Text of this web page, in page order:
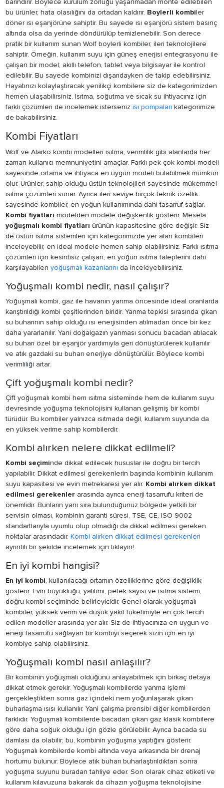
barındırır. Böylece kurulum zorluğu yaşanmadan monte edilebilen
bu ürünler, hata olasılığını da ortadan kaldırır. Boylerli kombiler
döner ısı eşanjörüne sahiptir. Bu sayede ısı eşanjörü sistem basınç
altında olsa da yerinde döndürülüp temizlenebilir. Son derece
pratik bir kullanım sunan Wolf boylerli kombiler, ileri teknolojilere
sahiptir. Örneğin, kullanım suyu için güneş enerjisi entegrasyonu ile
çalışan bir model; akıllı telefon, tablet veya bilgisayar ile kontrol
edilebilir. Bu sayede kombinizi dışarıdayken de takip edebilirsiniz.
Hayatınızı kolaylaştıracak yenilikçi kombilere siz de kategorimizden
hemen ulaşabilirsiniz. Isıtma, soğutma ve sıcak su ihtiyacınız için
farklı çözümleri de incelemek isterseniz ısı pompaları kategorimize
de bakabilirsiniz.
Kombi Fiyatları
Wolf ve Alarko kombi modelleri ısıtma, verimlilik gibi alanlarda her
zaman kullanıcı memnuniyetini amaçlar. Farklı pek çok kombi modeli
sayesinde ortama ve ihtiyaca en uygun modeli bulabilmek mümkün
olur. Ürünler, sahip olduğu üstün teknolojileri sayesinde mükemmel
ısıtma çözümleri sunar. Ayrıca ileri seviye birçok teknik özellik
sayesinde kombiler, en yoğun kullanımında dahi tasarruf sağlar.
Kombi fiyatları modelden modele değişkenlik gösterir. Mesela
yoğuşmalı kombi fiyatları ürünün kapasitesine göre değişir. Siz
de üstün ısıtma sistemleri için kategorimizde yer alan kombileri
inceleyebilir, en ideal modele hemen sahip olabilirsiniz. Farklı ısıtma
çözümleri için kesintisiz çalışan, en yoğun ısıtma taleplerini dahi
karşılayabilen yoğuşmalı kazanlarını da inceleyebilirsiniz.
Yoğuşmalı kombi nedir, nasıl çalışır?
Yoğuşmalı kombi, gaz ile havanın yanma öncesinde ideal oranlarda
karıştırıldığı kombi çeşitlerinden biridir. Yanma tepkisi sırasında çıkan
su buharının sahip olduğu ısı enerjisinden atılmadan önce bir kez
daha yararlanılır. Yani doğalgazın yanması sonucu bacadan atılacak
su buharı özel bir eşanjör yardımıyla geri dönüştürülerek kullanılır
ve atık gazdaki su buharı enerjiye dönüştürülür. Böylece kombi
verimliliği artar.
Çift yoğuşmalı kombi nedir?
Çift yoğuşmalı kombi hem ısıtma sisteminde hem de kullanım suyu
devresinde yoğuşma teknolojisini kullanan gelişmiş bir kombi
türüdür. Bu kombiler yalnızca ısıtmada değil, kullanım suyunda da
en yüksek verime sahip kombilerdir.
Kombi alırken nelere dikkat edilmeli?
Kombi seçiminde dikkat edilecek hususlar ile doğru bir tercih
yapılabilir. Dikkat edilmesi gerekenlerin başında kombinin kullanım
suyu kapasitesi ve evin metrekaresi yer alır. Kombi alırken dikkat
edilmesi gerekenler arasında ayrıca enerji tasarrufu kriteri de
önemlidir. Bunların yanı sıra bulunduğunuz bölgede yetkili bir
servisin olması, kombinin garanti süresi, TSE, CE, ISO 9002
standartlarıyla uyumlu olup olmadığı da dikkat edilmesi gereken
noktalar arasındadır. Kombi alırken dikkat edilmesi gerekenleri
ayrıntılı bir şekilde incelemek için tıklayın!
En iyi kombi hangisi?
En iyi kombi, kullanılacağı ortamın özelliklerine göre değişiklik
gösterir. Evin büyüklüğü, yalıtımı, petek sayısı ve ısıtma sistemi,
doğru kombi seçiminde belirleyicidir. Genel olarak yoğuşmalı
kombiler, yüksek verim ve düşük yakıt tüketimiyle en çok tercih
edilen modeller arasında yer alır. Siz de ihtiyacınıza en uygun ve
enerji tasarrufu sağlayan bir kombiyi seçerek sizin için en iyi
kombiye sahip olabilirsiniz.
Yoğuşmalı kombi nasıl anlaşılır?
Bir kombinin yoğuşmalı olduğunu anlayabilmek için birkaç detaya
dikkat etmek gerekir. Yoğuşmalı kombilerde yanma işlemi
gerçekleştikten sonra gaz içindeki nem yoğunlaşarak çıkan
buharlaşma ısısı kullanılır. Yani çalışma prensibi diğer kombilerden
farklıdır. Yoğuşmalı kombilerde bacadan çıkan gaz klasik kombilere
göre daha soğuk olduğu için gözle görülebilir. Ayrıca bacada su
damlası da olabilir; bu, kombinin yoğuşma yaptığını gösterir.
Yoğuşmalı kombilerde kombi altında veya arkasında bir drenaj
hortumu bulunur. Böylece atık buharı buharlaştırıldıktan sonra
yoğuşma suyunu buradan tahliye eder. Son olarak cihaz etiketi ve
kullanım kılavuzuna bakarak da cihazın yoğuşma teknolojisine